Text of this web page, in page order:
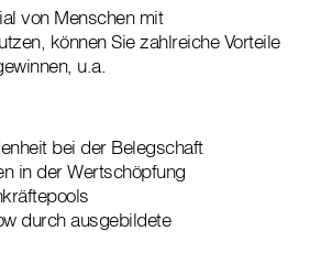
von Menschen mit
können Sie zahlreiche Vorteile
u.a.
bei der Belegschaft
in der Wertschöpfung
durch ausgebildete